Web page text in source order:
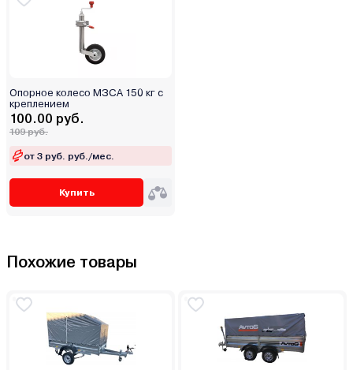
Опорное колесо МЗСА 150 кг с
креплением
100.00 руб.
109 руб.
от 3 руб. руб./мес.
Купить
Похожие товары